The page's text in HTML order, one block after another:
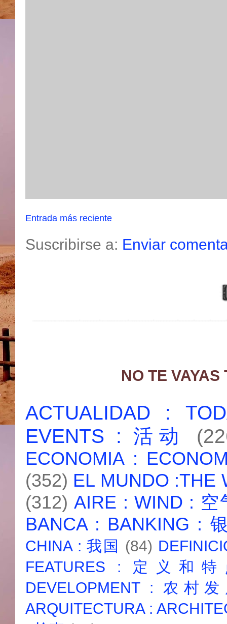
Entrada más reciente
Suscribirse a: Enviar
NO TE
ACTUALIDAD :
EVENTS : 活动
ECONOMIA :
(352) EL MUNDO :THE
(312) AIRE : WIND : 空
BANCA : BANKING :
CHINA : 我国 (84)
FEATURES : 定义和
DEVELOPMENT : 农村
ARQUITECTURA :